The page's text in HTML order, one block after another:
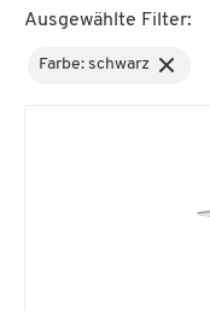
Ausgewählte Filter:
Farbe: schwarz